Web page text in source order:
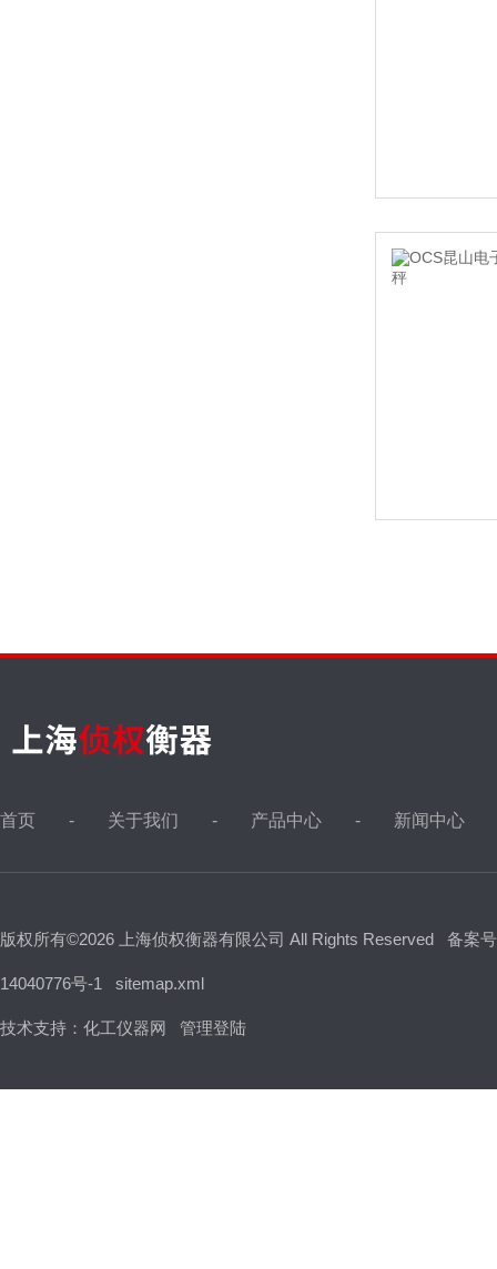
首页 关于我们 产品中心 新闻中心
版权所有©2026 上海侦权衡器有限公司 All Rights Reserved 备案
14040776号-1 sitemap.xml
技术支持： 化工仪器网 管理登陆